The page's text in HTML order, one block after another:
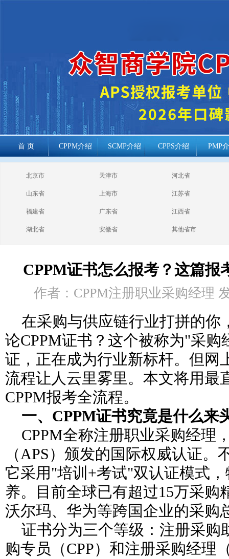
首 页 CPPM介绍 SCMP介绍 CPPS介绍 PMP
cppm报考常见
问题
北京市 天津市 河北省
山东省 上海市 江苏省
福建省 广东省 江西省
湖北省 安徽省 其他省市
CPPM证书怎么报考？这篇报
作者：CPPM注册职业采购经理
在采购与供应链行业打拼的你
论CPPM证书？这个被称为"采购
证，正在成为行业新标杆。但网
流程让人云里雾里。本文将用最
CPPM报考全流程。
一、CPPM证书究竟是什么来
CPPM全称注册职业采购经理
（APS）颁发的国际权威认证。
它采用"培训+考试"双认证模式
养。目前全球已有超过15万采购
沃尔玛、华为等跨国企业的采购
证书分为三个等级：注册采购
购专员（CPP）和注册采购经理